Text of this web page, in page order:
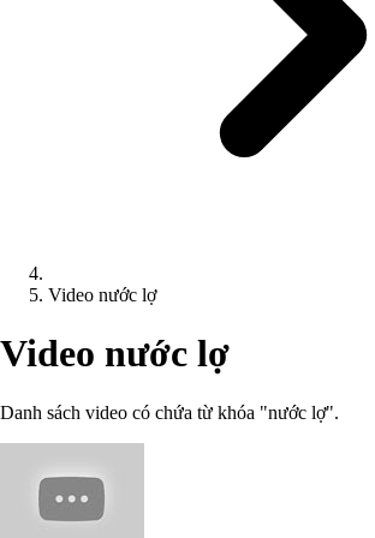
Video nước lợ
Video nước lợ
Danh sách video có chứa từ khóa "nước lợ".